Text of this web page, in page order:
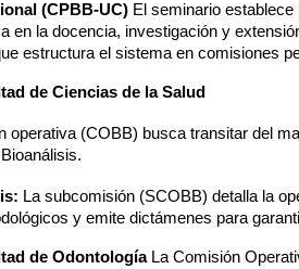
(CPBB-UC)El seminario establece
en la docencia, investigación y
estructura el sistema en comisiones
de Ciencias de la Salud
operativa (COBB) busca transitar del
La subcomisión (SCOBB) detalla la
y emite dictámenes para
de OdontologíaLa Comisión